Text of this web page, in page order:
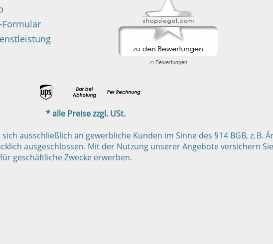
* alle Preise zzgl. USt.
ausschließlich an gewerbliche Kunden im Sinne des § 14 BGB, z. B.
ausgeschlossen. Mit der Nutzung unserer Angebote versichern
geschäftliche Zwecke erwerben.